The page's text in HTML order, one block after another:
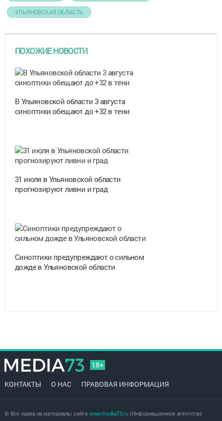
УЛЬЯНОВСКАЯ ОБЛАСТЬ
ПОХОЖИЕ НОВОСТИ
В Ульяновской области 3 августа
синоптики обещают до +32 в тени
31 июля в Ульяновской области
прогнозируют ливни и град
Синоптики предупреждают о сильном
дожде в Ульяновской области
18+
КОНТАКТЫ О НАС ПРАВОВАЯ ИНФОРМАЦИЯ
© Все права на материалы сайта www.media73.ru(Информационное агентство